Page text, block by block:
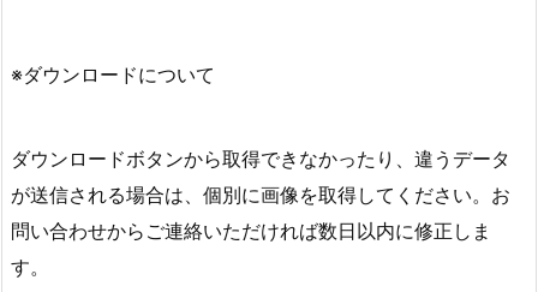
※ダウンロードについて
ダウンロードボタンから取得できなかったり、違うデータ
が送信される場合は、個別に画像を取得してください。お
問い合わせからご連絡いただければ数日以内に修正しま
す。